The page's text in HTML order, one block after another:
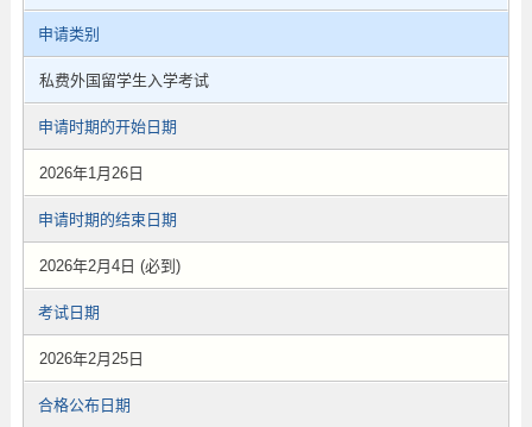
申请类别
私费外国留学生入学考试
申请时期的开始日期
2026年1月26日
申请时期的结束日期
2026年2月4日 (必到)
考试日期
2026年2月25日
合格公布日期